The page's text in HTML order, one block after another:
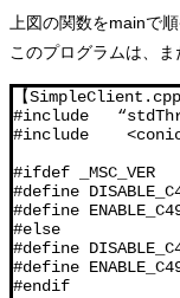
上図の関数をmainで
このプログラムは、ま
【SimpleClient.cpp
#include
#include
#ifdef
#define
#define
#else
#define
#define
#endif